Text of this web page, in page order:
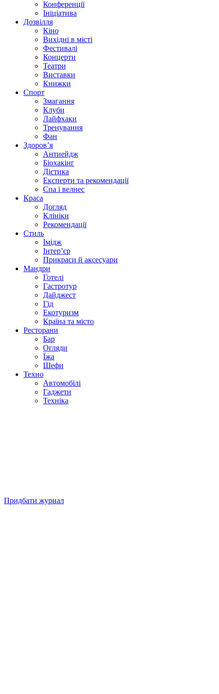
Конференції
Ініціатива
Дозвілля
Кіно
Вихідні в місті
Фестивалі
Концерти
Театри
Виставки
Книжки
Спорт
Змагання
Клуби
Лайфхаки
Тренування
Фан
Здоров’я
Антиейдж
Біохакінг
Дієтика
Експерти та рекомендації
Спа i велнес
Краса
Догляд
Клініки
Рекомендації
Стиль
Імідж
Інтер’єр
Прикраси й аксесуари
Мандри
Готелі
Гастротур
Дайджест
Гід
Екотуризм
Країна та місто
Ресторани
Бар
Огляди
Їжа
Шефи
Техно
Автомобілі
Гаджети
Техніка
Придбати журнал